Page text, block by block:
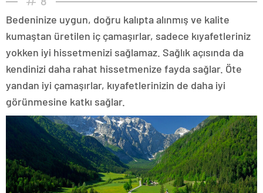
Bedeninize uygun, doğru kalıpta alınmış ve kalite
kumaştan üretilen iç çamaşırlar, sadece kıyafetleriniz
yokken iyi hissetmenizi sağlamaz. Sağlık açısında da
kendinizi daha rahat hissetmenize fayda sağlar. Öte
yandan iyi çamaşırlar, kıyafetlerinizin de daha iyi
görünmesine katkı sağlar.